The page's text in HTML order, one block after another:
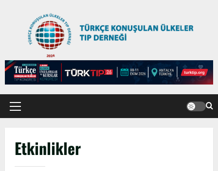
Etkinlikler
5
2 Nisan 2026
Anadolu’dan Orta Asya’ya Bilimsel İş
Birliği Zirvesi – Ağrı Tedavisinde
Uzmanlığı Buluşturmak: Türk Dünyası
Sempozyumu
Talep Süreci Başladı